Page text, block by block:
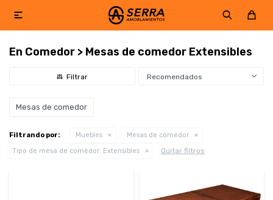

En Comedor > Mesas de comedor Extensibles
Recomendados
Mesas de comedor
Filtrando por: Muebles
Mesas de comedor
Tipo de mesa de comedor: Extensibles Quitar filtros